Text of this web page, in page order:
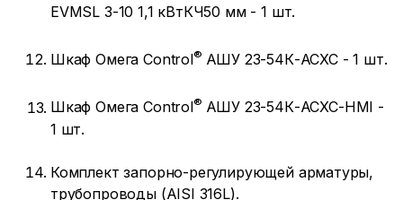
EVMSL 3-10 1,1 кВтКЧ50 мм - 1 шт.
Шкаф Омега Control® АШУ 23-54К-АСХС - 1 шт.
Шкаф Омега Control® АШУ 23-54К-АСХС-HMI -
1 шт.
Комплект запорно-регулирующей арматуры,
трубопроводы (AISI 316L).